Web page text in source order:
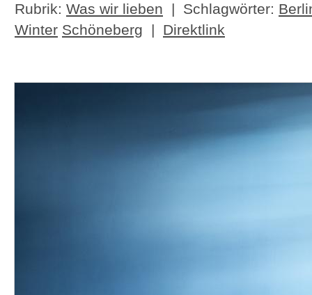
Rubrik: Was wir lieben | Schlagwörter:
Winter Schöneberg | Direktlink